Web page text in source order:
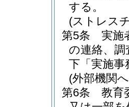
する。
(ストレス
第5条
実施
の連絡、
下「実施事
(外部機関
第6条
教育